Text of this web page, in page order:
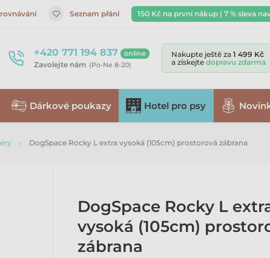
Seznam přání 150 Kč na první nákup | 7 % sleva
+420 771 194 837 online
Zavolejte nám (Po-Ne 8-20)
Nakupte ještě za 1 499 Kč
a získejte dopravu zdarma
Dárkové poukazy Hotel pro psy
DogSpace Rocky L extra vysoká (105cm) prostorová zábrana
DogSpace Rocky L
vysoká (105cm)
zábrana